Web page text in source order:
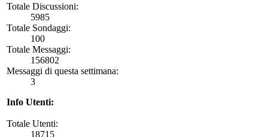
Totale Discussioni:
5985
Totale Sondaggi:
100
Totale Messaggi:
156802
Messaggi di questa settimana:
3
Info Utenti:
Totale Utenti:
18715